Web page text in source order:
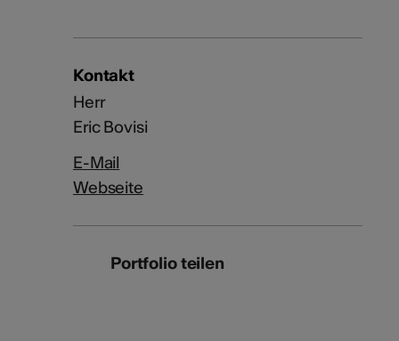
Kontakt
Herr
Eric Bovisi
E-Mail
Webseite
Portfolio teilen